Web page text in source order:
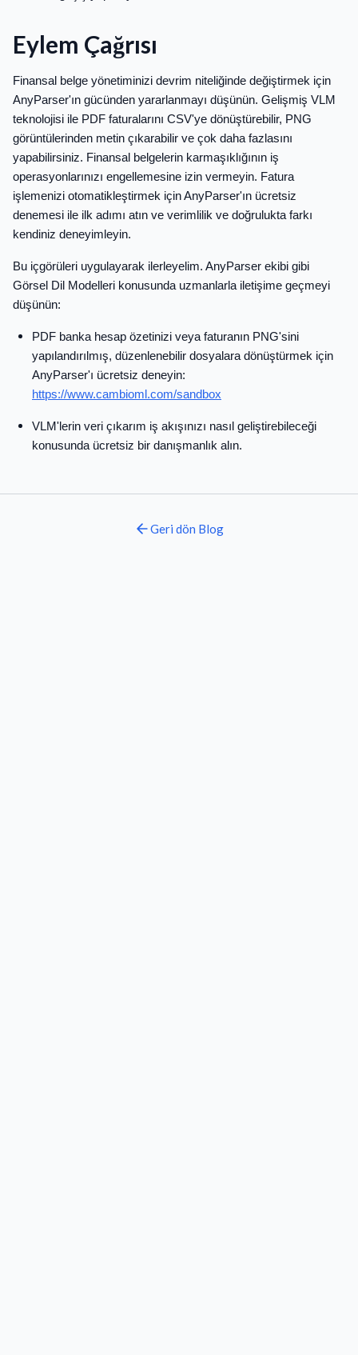
Eylem Çağrısı
Finansal belge yönetiminizi devrim niteliğinde değiştirmek için
AnyParser'ın gücünden yararlanmayı düşünün. Gelişmiş VLM
teknolojisi ile PDF faturalarını CSV'ye dönüştürebilir, PNG
görüntülerinden metin çıkarabilir ve çok daha fazlasını
yapabilirsiniz. Finansal belgelerin karmaşıklığının iş
operasyonlarınızı engellemesine izin vermeyin. Fatura
işlemenizi otomatikleştirmek için AnyParser'ın ücretsiz
denemesi ile ilk adımı atın ve verimlilik ve doğrulukta farkı
kendiniz deneyimleyin.
Bu içgörüleri uygulayarak ilerleyelim. AnyParser ekibi gibi
Görsel Dil Modelleri konusunda uzmanlarla iletişime geçmeyi
düşünün:
PDF banka hesap özetinizi veya faturanın PNG'sini
yapılandırılmış, düzenlenebilir dosyalara dönüştürmek için
AnyParser'ı ücretsiz deneyin:
https://www.cambioml.com/sandbox
VLM'lerin veri çıkarım iş akışınızı nasıl geliştirebileceği
konusunda ücretsiz bir danışmanlık alın.
Geri dön Blog